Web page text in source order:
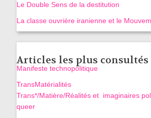
Le Double Sens de la destitution
La classe ouvrière iranienne et le
Articles les plus consultés
Manifeste technopolitique
TransMatérialités
Trans*/Matière/Réalités et imaginaires
queer